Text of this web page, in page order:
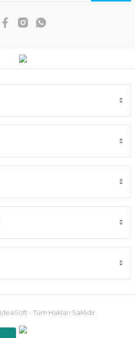
- Tüm Hakları Saklıdır.